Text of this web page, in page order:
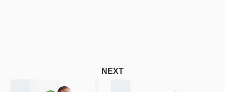
NEXT